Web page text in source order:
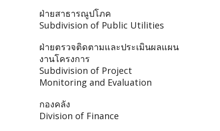
ฝ่ายสาธารณูปโภค
Subdivision of Public Utilities
ฝ่ายตรวจติดตามและประเมินผลแผน
งานโครงการ
Subdivision of Project
Monitoring and Evaluation
กองคลัง
Division of Finance